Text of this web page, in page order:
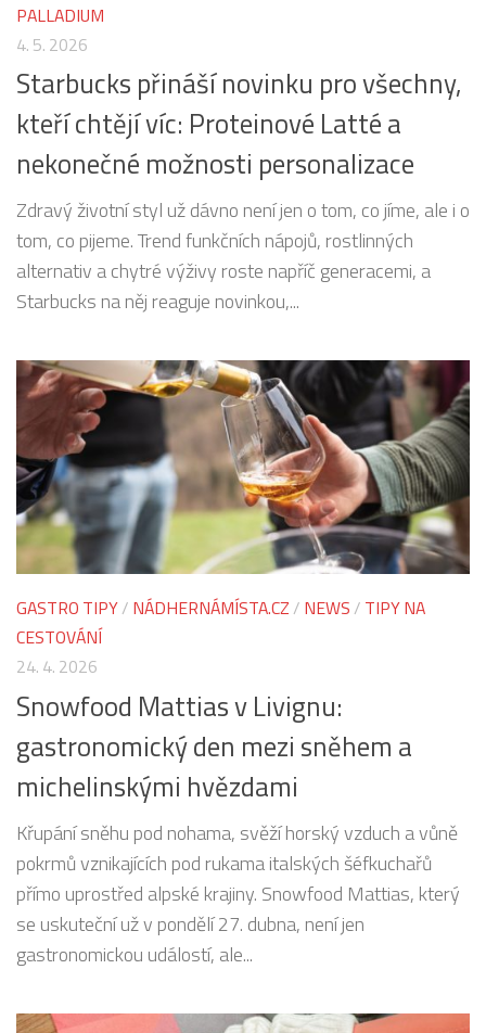
PALLADIUM
4. 5. 2026
Starbucks přináší novinku pro všechny,
kteří chtějí víc: Proteinové Latté a
nekonečné možnosti personalizace
Zdravý životní styl už dávno není jen o tom, co jíme, ale i o
tom, co pijeme. Trend funkčních nápojů, rostlinných
alternativ a chytré výživy roste napříč generacemi, a
Starbucks na něj reaguje novinkou,...
GASTRO TIPY/ NÁDHERNÁMÍSTA.CZ / NEWS / TIPY NA
CESTOVÁNÍ
24. 4. 2026
Snowfood Mattias v Livignu:
gastronomický den mezi sněhem a
michelinskými hvězdami
Křupání sněhu pod nohama, svěží horský vzduch a vůně
pokrmů vznikajících pod rukama italských šéfkuchařů
přímo uprostřed alpské krajiny. Snowfood Mattias, který
se uskuteční už v pondělí 27. dubna, není jen
gastronomickou událostí, ale...